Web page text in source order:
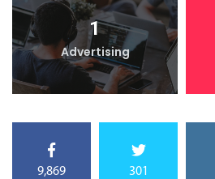
1
Advertising
9,869 301